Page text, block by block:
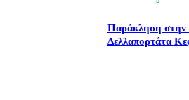
Παράκληση στην
Δελλαπορτάτα